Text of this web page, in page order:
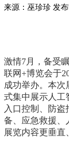
来源：巫珍珍 发
激情7月，备受
联网+博览会于
成功举办。本次
式集中展示人工
入口控制、防
备、应急救援、
展览内容更垂直